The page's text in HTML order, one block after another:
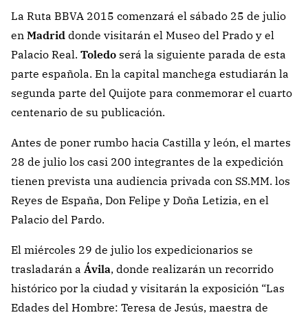
La Ruta BBVA 2015 comenzará el sábado 25 de julio
en Madrid donde visitarán el Museo del Prado y el
Palacio Real. Toledo será la siguiente parada de esta
parte española. En la capital manchega estudiarán la
segunda parte del Quijote para conmemorar el cuarto
centenario de su publicación.
Antes de poner rumbo hacia Castilla y león, el martes
28 de julio los casi 200 integrantes de la expedición
tienen prevista una audiencia privada con SS.MM. los
Reyes de España, Don Felipe y Doña Letizia, en el
Palacio del Pardo.
El miércoles 29 de julio los expedicionarios se
trasladarán a Ávila, donde realizarán un recorrido
histórico por la ciudad y visitarán la exposición “Las
Edades del Hombre: Teresa de Jesús, maestra de